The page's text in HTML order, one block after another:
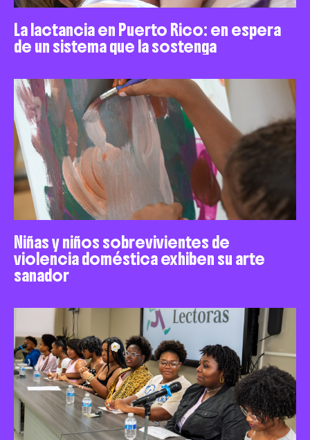
La lactancia en Puerto Rico: en espera
de un sistema que la sostenga
Niñas y niños sobrevivientes de
violencia doméstica exhiben su arte
sanador